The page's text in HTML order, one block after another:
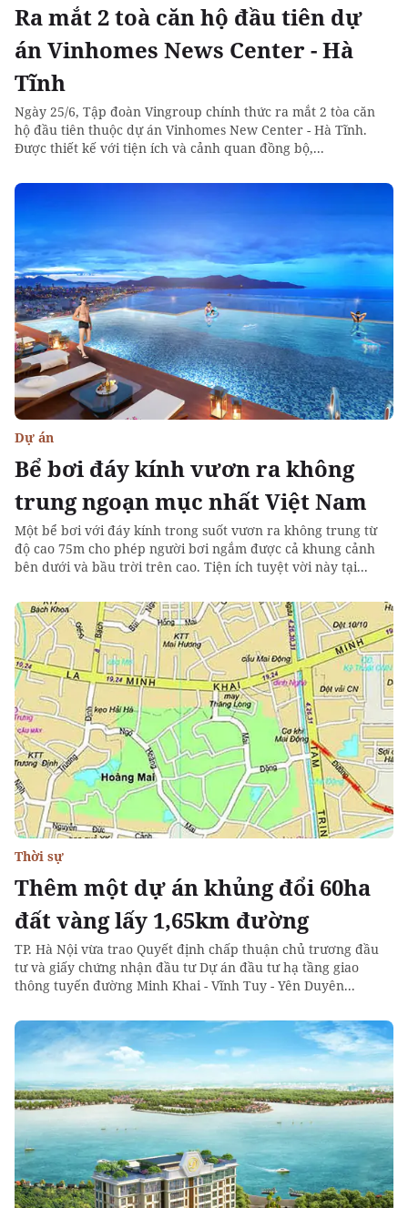
Ra mắt 2 toà căn hộ đầu tiên dự
án Vinhomes News Center - Hà
Tĩnh
Ngày 25/6, Tập đoàn Vingroup chính thức ra mắt 2 tòa căn
hộ đầu tiên thuộc dự án Vinhomes New Center - Hà Tĩnh.
Được thiết kế với tiện ích và cảnh quan đồng bộ,...
Bể bơi đáy kính vươn ra không
trung ngoạn mục nhất Việt Nam
Dự án
Một bể bơi với đáy kính trong suốt vươn ra không trung từ
độ cao 75m cho phép người bơi ngắm được cả khung cảnh
bên dưới và bầu trời trên cao. Tiện ích tuyệt vời này tại...
Thêm một dự án khủng đổi 60ha
đất vàng lấy 1,65km đường
Thời sự
TP. Hà Nội vừa trao Quyết định chấp thuận chủ trương đầu
tư và giấy chứng nhận đầu tư Dự án đầu tư hạ tầng giao
thông tuyến đường Minh Khai - Vĩnh Tuy - Yên Duyên...